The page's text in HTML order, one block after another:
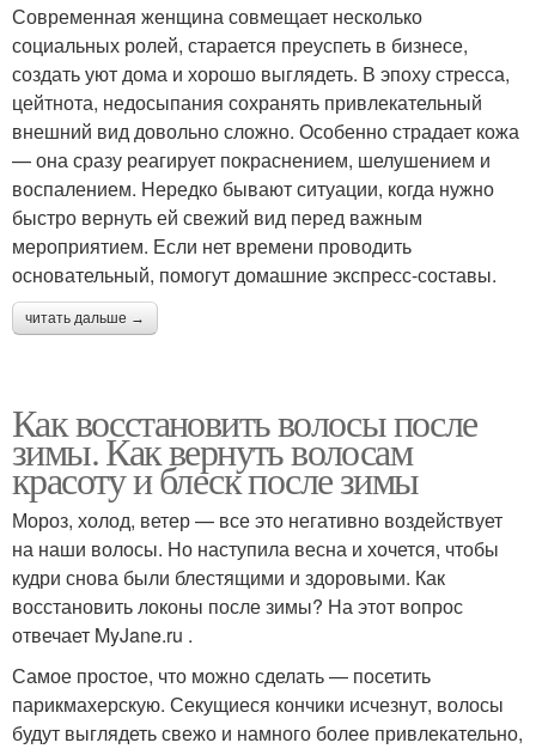
Современная женщина совмещает несколько
социальных ролей, старается преуспеть в бизнесе,
создать уют дома и хорошо выглядеть. В эпоху стресса,
цейтнота, недосыпания сохранять привлекательный
внешний вид довольно сложно. Особенно страдает кожа
— она сразу реагирует покраснением, шелушением и
воспалением. Нередко бывают ситуации, когда нужно
быстро вернуть ей свежий вид перед важным
мероприятием. Если нет времени проводить
основательный, помогут домашние экспресс-составы.
читать дальше →
Как восстановить волосы после
зимы. Как вернуть волосам
красоту и блеск после зимы
Мороз, холод, ветер — все это негативно воздействует
на наши волосы. Но наступила весна и хочется, чтобы
кудри снова были блестящими и здоровыми. Как
восстановить локоны после зимы? На этот вопрос
отвечает MyJane.ru .
Самое простое, что можно сделать — посетить
парикмахерскую. Секущиеся кончики исчезнут, волосы
будут выглядеть свежо и намного более привлекательно,